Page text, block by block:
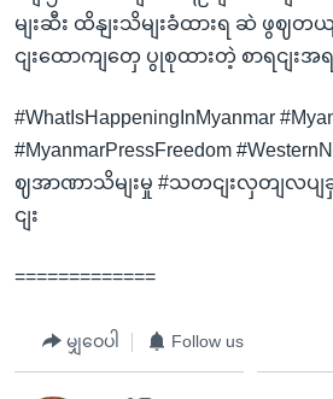
မျးဆီး ထိနျးသိမျးခံထားရ ဆဲ ဖွဈ
ငျးထောကျတှေ ပွုစုထားတဲ့ စာရငျးအ
#WhatIsHappeningInMyanmar
#MyanmarPressFreedom
ဈအာဏာသိမျးမှု #သတငျးလှတျလပျ
ငျး
=============
မျှဝေပါ Follow us